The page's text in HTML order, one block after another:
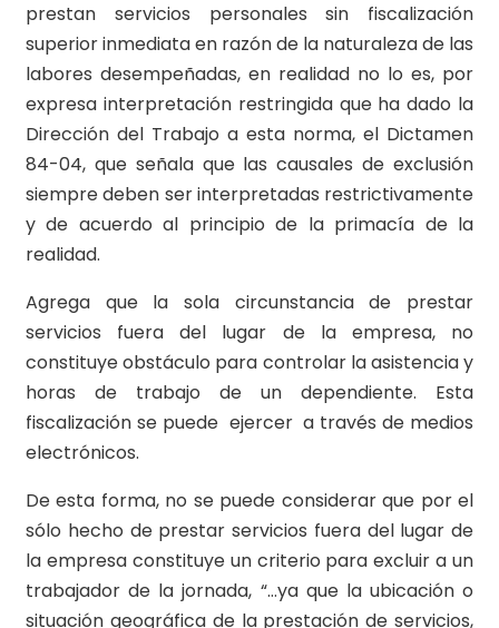
prestan servicios personales sin fiscalización
superior inmediata en razón de la naturaleza de las
labores desempeñadas, en realidad no lo es, por
expresa interpretación restringida que ha dado la
Dirección del Trabajo a esta norma, el Dictamen
84-04, que señala que las causales de exclusión
siempre deben ser interpretadas restrictivamente
y de acuerdo al principio de la primacía de la
realidad.
Agrega que la sola circunstancia de prestar
servicios fuera del lugar de la empresa, no
constituye obstáculo para controlar la asistencia y
horas de trabajo de un dependiente. Esta
fiscalización se puede ejercer a través de medios
electrónicos.
De esta forma, no se puede considerar que por el
sólo hecho de prestar servicios fuera del lugar de
la empresa constituye un criterio para excluir a un
trabajador de la jornada, “…ya que la ubicación o
situación geográfica de la prestación de servicios,